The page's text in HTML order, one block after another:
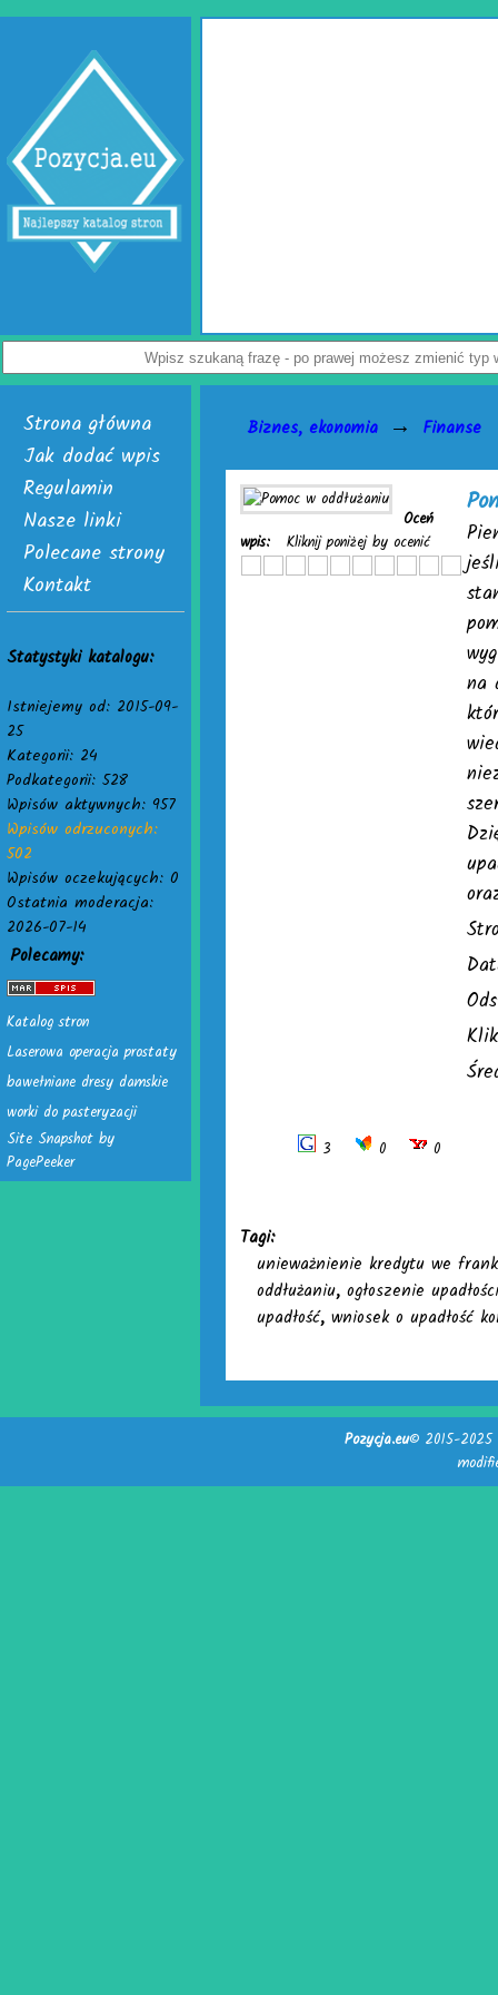
poduszki powietrzne do paczek. Alternatywą dla nich jest
powietrzna. Do wyrobu wymienionych wersji służy folia
Załoga każdej firmy handlowej mogą w łatwy sposób tworzyć
paczek. Do ich wytwarzania skonstruowano markowe urządzenia
je nabyć i uruchomić. Skończą się problemy z częstymi zwrotami
Nie czekaj, już teraz odwiedź stronę activaair.pl. Znajdziesz na
Strona główna
Jak dodać wpis
Regulamin
Nasze linki
Polecane strony
Kontakt
Statystyki katalogu:
Istniejemy od: 2015-09-
25
Kategorii: 24
Podkategorii: 528
Wpisów aktywnych: 957
Wpisów odrzuconych:
502
Wpisów oczekujących: 0
Ostatnia moderacja:
2026-07-14
Polecamy:
Katalog stron
Laserowa operacja prostaty
bawełniane dresy damskie
worki do pasteryzacji
Site Snapshot by
PagePeeker
Biznes, ekonomia → Finanse
Oceń
wpis:
Kliknij poniżej by ocenić
na
3 0 0
Tagi:
unieważnienie kredytu we
oddłużaniu, ogłoszenie
upadłość, wniosek o upadłość
Pozycja.eu© 2015-